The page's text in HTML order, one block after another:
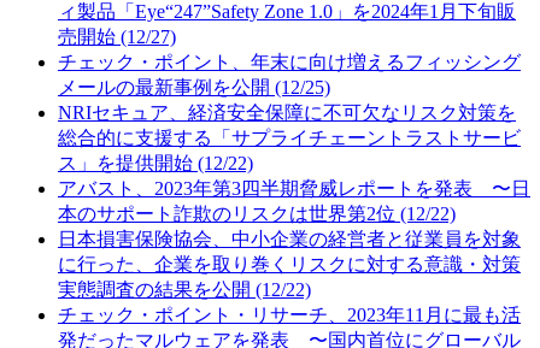
ィ製品「Eye“247”Safety Zone 1.0」を2024年1月下旬販
売開始 (12/27)
チェック・ポイント、年末に向け増えるフィッシング
メールの最新事例を公開 (12/25)
NRIセキュア、経済安全保障に不可欠なリスク対策を
総合的に支援する「サプライチェーントラストサービ
ス」を提供開始 (12/22)
アバスト、2023年第3四半期脅威レポートを発表 〜日
本のサポート詐欺のリスクは世界第2位 (12/22)
日本損害保険協会、中小企業の経営者と従業員を対象
に行った、企業を取り巻くリスクに対する意識・対策
実態調査の結果を公開 (12/22)
チェック・ポイント・リサーチ、2023年11月に最も活
発だったマルウェアを発表 〜国内首位にグローバル